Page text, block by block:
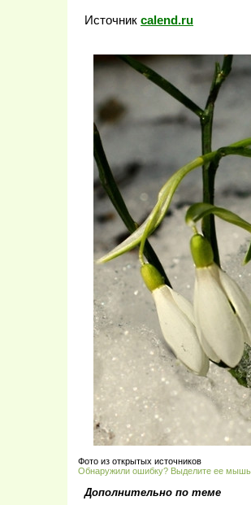
Источник calend.ru
Фото из открытых источников
Обнаружили ошибку? Выделите ее
Дополнительно по теме